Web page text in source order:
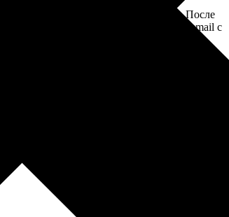
Оплатите заказ банковской картой. После
оплаты получите подтверждение на email с
описанием заказа. Когда отправим заказ